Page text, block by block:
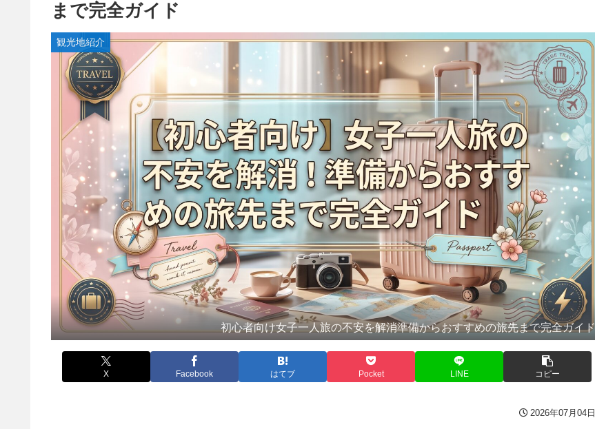
まで完全ガイド
観光地紹介
初心者向け女子一人旅の不安を解消準備からおすすめの旅先まで完全ガイド
X Facebook はてブ Pocket LINE コピー
2026年07月04日